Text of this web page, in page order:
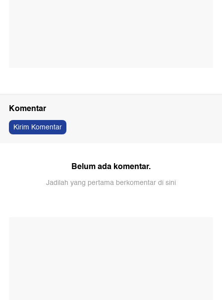
Komentar
Kirim Komentar
Belum ada komentar.
Jadilah yang pertama berkomentar di sini